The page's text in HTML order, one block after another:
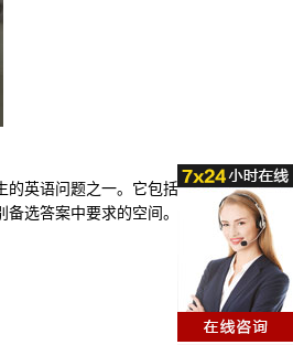
英语问题之一。它包括的
选答案中要求的空间。